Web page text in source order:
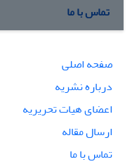
تماس با ما
صفحه اصلی
درباره نشریه
اعضای هیات تحریریه
ارسال مقاله
تماس با ما